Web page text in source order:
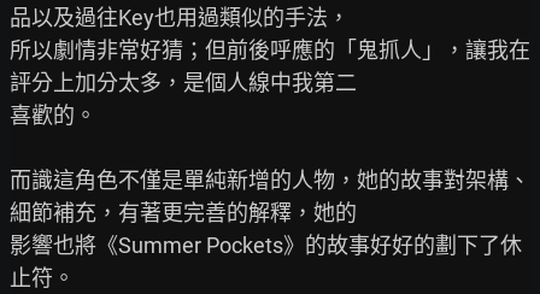
品以及過往Key也用過類似的手法，
所以劇情非常好猜；但前後呼應的「鬼抓人」，讓我在
評分上加分太多，是個人線中我第二
喜歡的。
而識這角色不僅是單純新增的人物，她的故事對架構、
細節補充，有著更完善的解釋，她的
影響也將《Summer Pockets》的故事好好的劃下了休
止符。